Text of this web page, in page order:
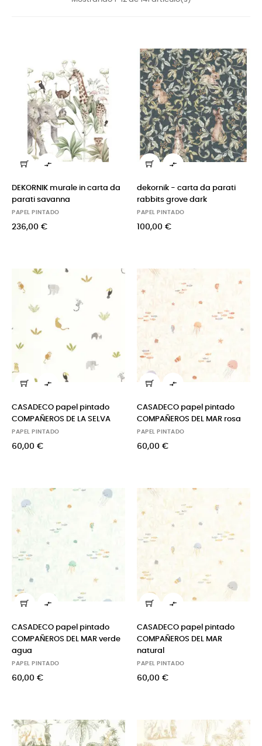

DEKORNIK murale in carta da
parati savanna
PAPEL PINTADO
236,00 €

dekornik - carta da parati
rabbits grove dark
PAPEL PINTADO
100,00 €

CASADECO papel pintado
COMPAÑEROS DE LA SELVA
PAPEL PINTADO
60,00 €

CASADECO papel pintado
COMPAÑEROS DEL MAR rosa
PAPEL PINTADO
60,00 €

CASADECO papel pintado
COMPAÑEROS DEL MAR verde
agua
PAPEL PINTADO
60,00 €

CASADECO papel pintado
COMPAÑEROS DEL MAR
natural
PAPEL PINTADO
60,00 €